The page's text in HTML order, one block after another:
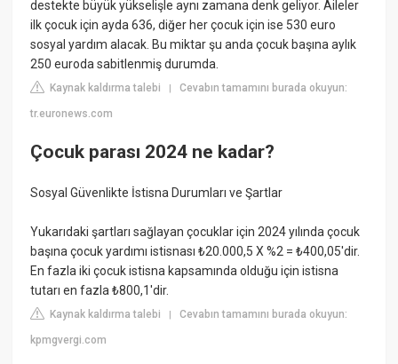
destekte büyük yükselişle aynı zamana denk geliyor. Aileler
ilk çocuk için ayda 636, diğer her çocuk için ise 530 euro
sosyal yardım alacak. Bu miktar şu anda çocuk başına aylık
250 euroda sabitlenmiş durumda.
Kaynak kaldırma talebi |Cevabın tamamını burada okuyun:
tr.euronews.com
Çocuk parası 2024 ne kadar?
Sosyal Güvenlikte İstisna Durumları ve Şartlar
Yukarıdaki şartları sağlayan çocuklar için 2024 yılında çocuk
başına çocuk yardımı istisnası ₺20.000,5 X %2 = ₺400,05'dir.
En fazla iki çocuk istisna kapsamında olduğu için istisna
tutarı en fazla ₺800,1'dir.
Kaynak kaldırma talebi |Cevabın tamamını burada okuyun:
kpmgvergi.com